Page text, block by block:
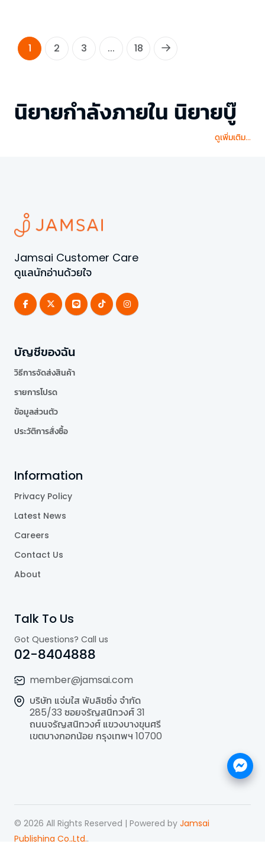
1 2 3 ... 18
นิยายกำลังภายใน นิยายบู๊
ดูเพิ่มเติม...
Jamsai Customer Care
ดูแลนักอ่านด้วยใจ
บัญชีของฉัน
วิธีการจัดส่งสินค้า
รายการโปรด
ข้อมูลส่วนตัว
ประวัติการสั่งซื้อ
Information
Privacy Policy
Latest News
Careers
Contact Us
About
Talk To Us
Got Questions? Call us
02-8404888
member@jamsai.com
บริษัท แจ่มใส พับลิชชิ่ง จำกัด
285/33 ซอยจรัญสนิทวงศ์ 31
ถนนจรัญสนิทวงศ์ แขวงบางขุนศรี
เขตบางกอกน้อย กรุงเทพฯ 10700
© 2026 All Rights Reserved | Powered by Jamsai
Publishing Co.,Ltd..